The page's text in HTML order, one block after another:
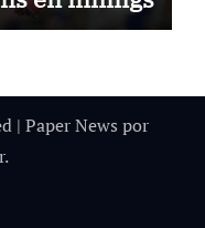
| Paper News por
.